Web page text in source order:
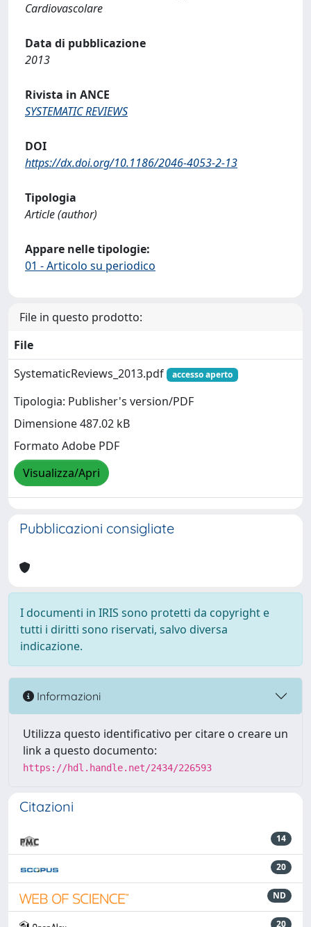
Cardiovascolare
Data di pubblicazione
2013
Rivista in ANCE
SYSTEMATIC REVIEWS
DOI
https://dx.doi.org/10.1186/2046-4053-2-13
Tipologia
Article (author)
Appare nelle tipologie:
01 - Articolo su periodico
File in questo prodotto:
File
SystematicReviews_2013.pdf
accesso aperto
Tipologia: Publisher's version/PDF
Dimensione 487.02 kB
Formato Adobe PDF
Visualizza/Apri
Pubblicazioni consigliate
I documenti in IRIS sono protetti da copyright e
tutti i diritti sono riservati, salvo diversa
indicazione.
Informazioni
Utilizza questo identificativo per citare o creare un
link a questo documento:
https://hdl.handle.net/2434/226593
Citazioni
14
20
ND
20